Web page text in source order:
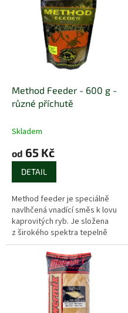
Method Feeder - 600 g -
různé příchutě
Skladem
od 65 Kč
DETAIL
Method feeder je speciálně
navlhčená vnadící směs k lovu
kaprovitých ryb. Je složena
z širokého spektra tepelně
upravených surovin, které jsou
zárukou vysoké atraktivity.